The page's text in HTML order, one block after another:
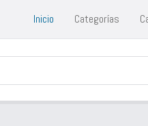
Inicio Categorías